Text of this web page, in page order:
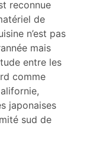
reconnue
de
n’est pas
mais
entre les
comme
japonaises
sud de